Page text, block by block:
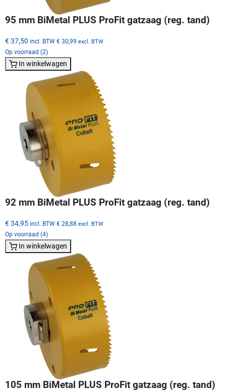
95 mm BiMetal PLUS ProFit gatzaag (reg. tand)
€ 37,50 incl. BTW € 30,99 excl. BTW
Op voorraad (2)
In winkelwagen
92 mm BiMetal PLUS ProFit gatzaag (reg. tand)
€ 34,95 incl. BTW € 28,88 excl. BTW
Op voorraad (4)
In winkelwagen
105 mm BiMetal PLUS ProFit gatzaag (reg. tand)